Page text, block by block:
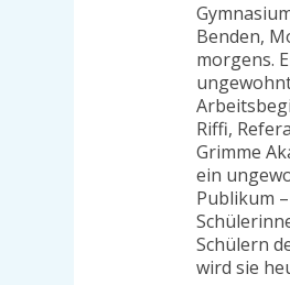
Benden,
morgens.
Riffi,
Grimme
ein
Publikum
Schülern
wird sie